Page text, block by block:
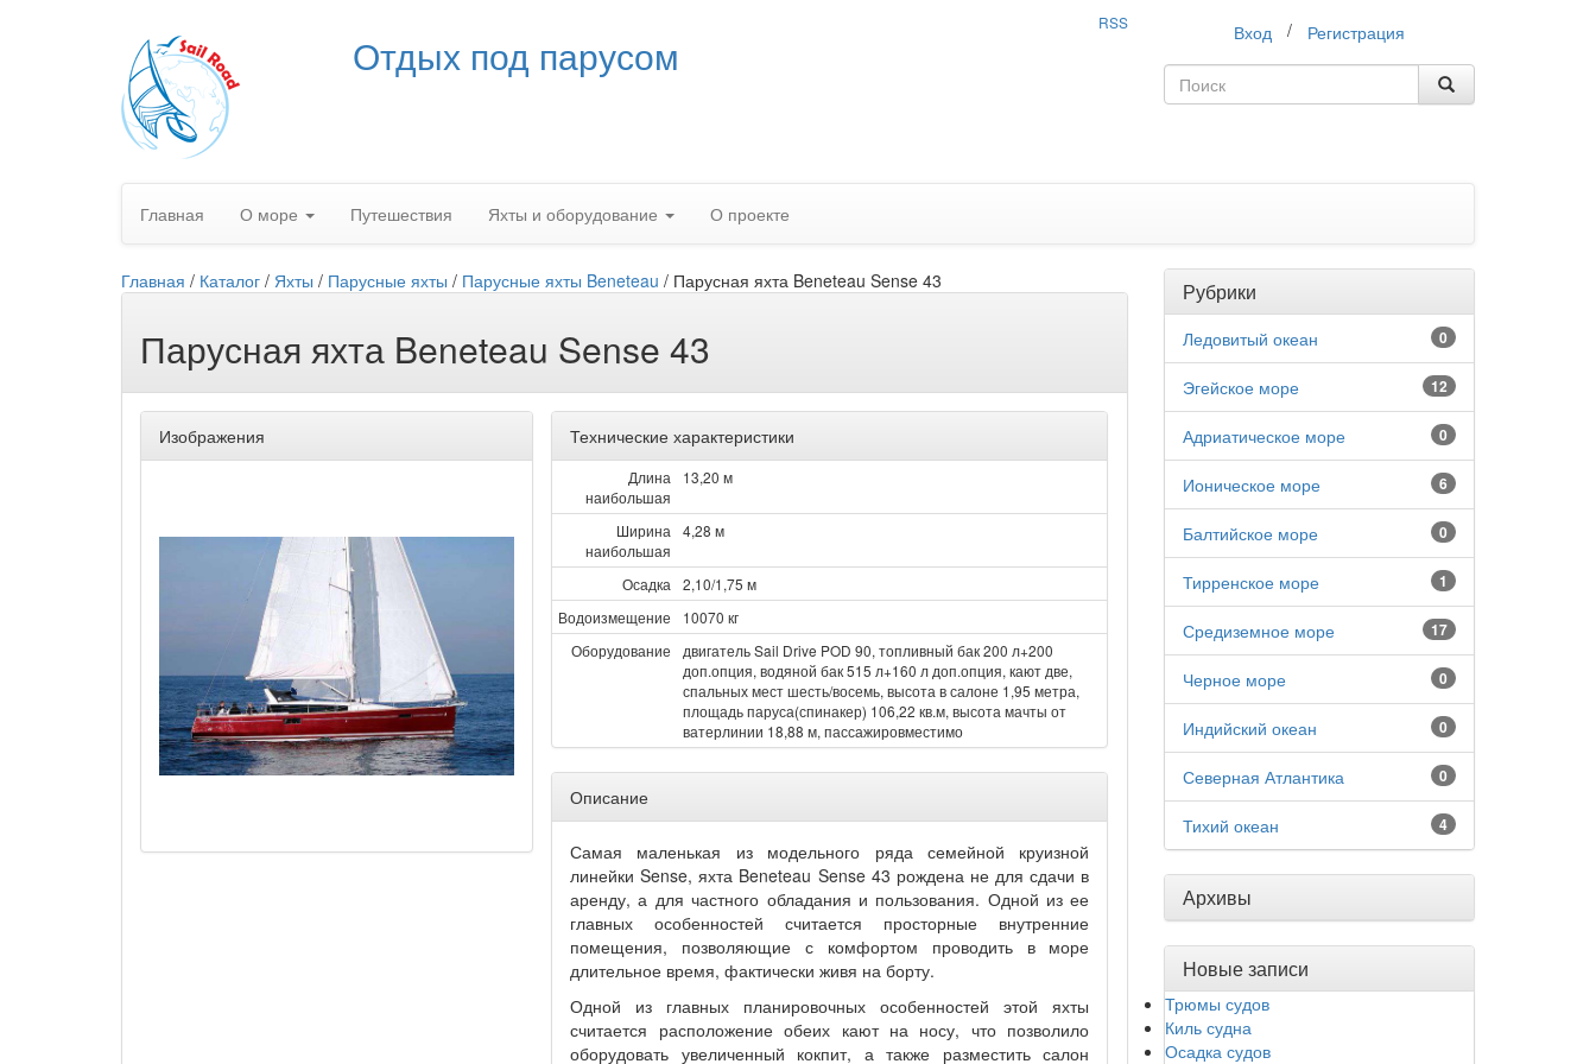
RSS
Отдых под парусом Вход / Регистрация
Главная О море Путешествия Яхты и оборудование О проекте
Главная / Каталог / Яхты / Парусные яхты / Парусные яхты Beneteau / Парусная яхта Beneteau Sense 43
Парусная яхта Beneteau Sense 43
Изображения Технические характеристики
Длина
наибольшая
13,20 м
Ширина
наибольшая
4,28 м
Осадка
2,10/1,75 м
Водоизмещение
10070 кг
Оборудование
двигатель Sail Drive POD 90, топливный бак 200 л+200
доп.опция, водяной бак 515 л+160 л доп.опция, кают две,
спальных мест шесть/восемь, высота в салоне 1,95 метра,
площадь паруса(спинакер) 106,22 кв.м, высота мачты от
ватерлинии 18,88 м, пассажировместимо
Описание
Самая маленькая из модельного ряда семейной круизной
линейки Sense, яхта Beneteau Sense 43 рождена не для сдачи в
аренду, а для частного обладания и пользования. Одной из ее
главных особенностей считается просторные внутренние
помещения, позволяющие с комфортом проводить в море
длительное время, фактически живя на борту.
Одной из главных планировочных особенностей этой яхты
считается расположение обеих кают на носу, что позволило
оборудовать увеличенный кокпит, а также разместить салон
Рубрики
0
Ледовитый океан
12
Эгейское море
0
Адриатическое море
6
Ионическое море
0
Балтийское море
1
Тирренское море
17
Средиземное море
0
Черное море
0
Индийский океан
0
Северная Атлантика
4
Тихий океан
Архивы
Новые записи
Трюмы судов
Киль судна
Осадка судов